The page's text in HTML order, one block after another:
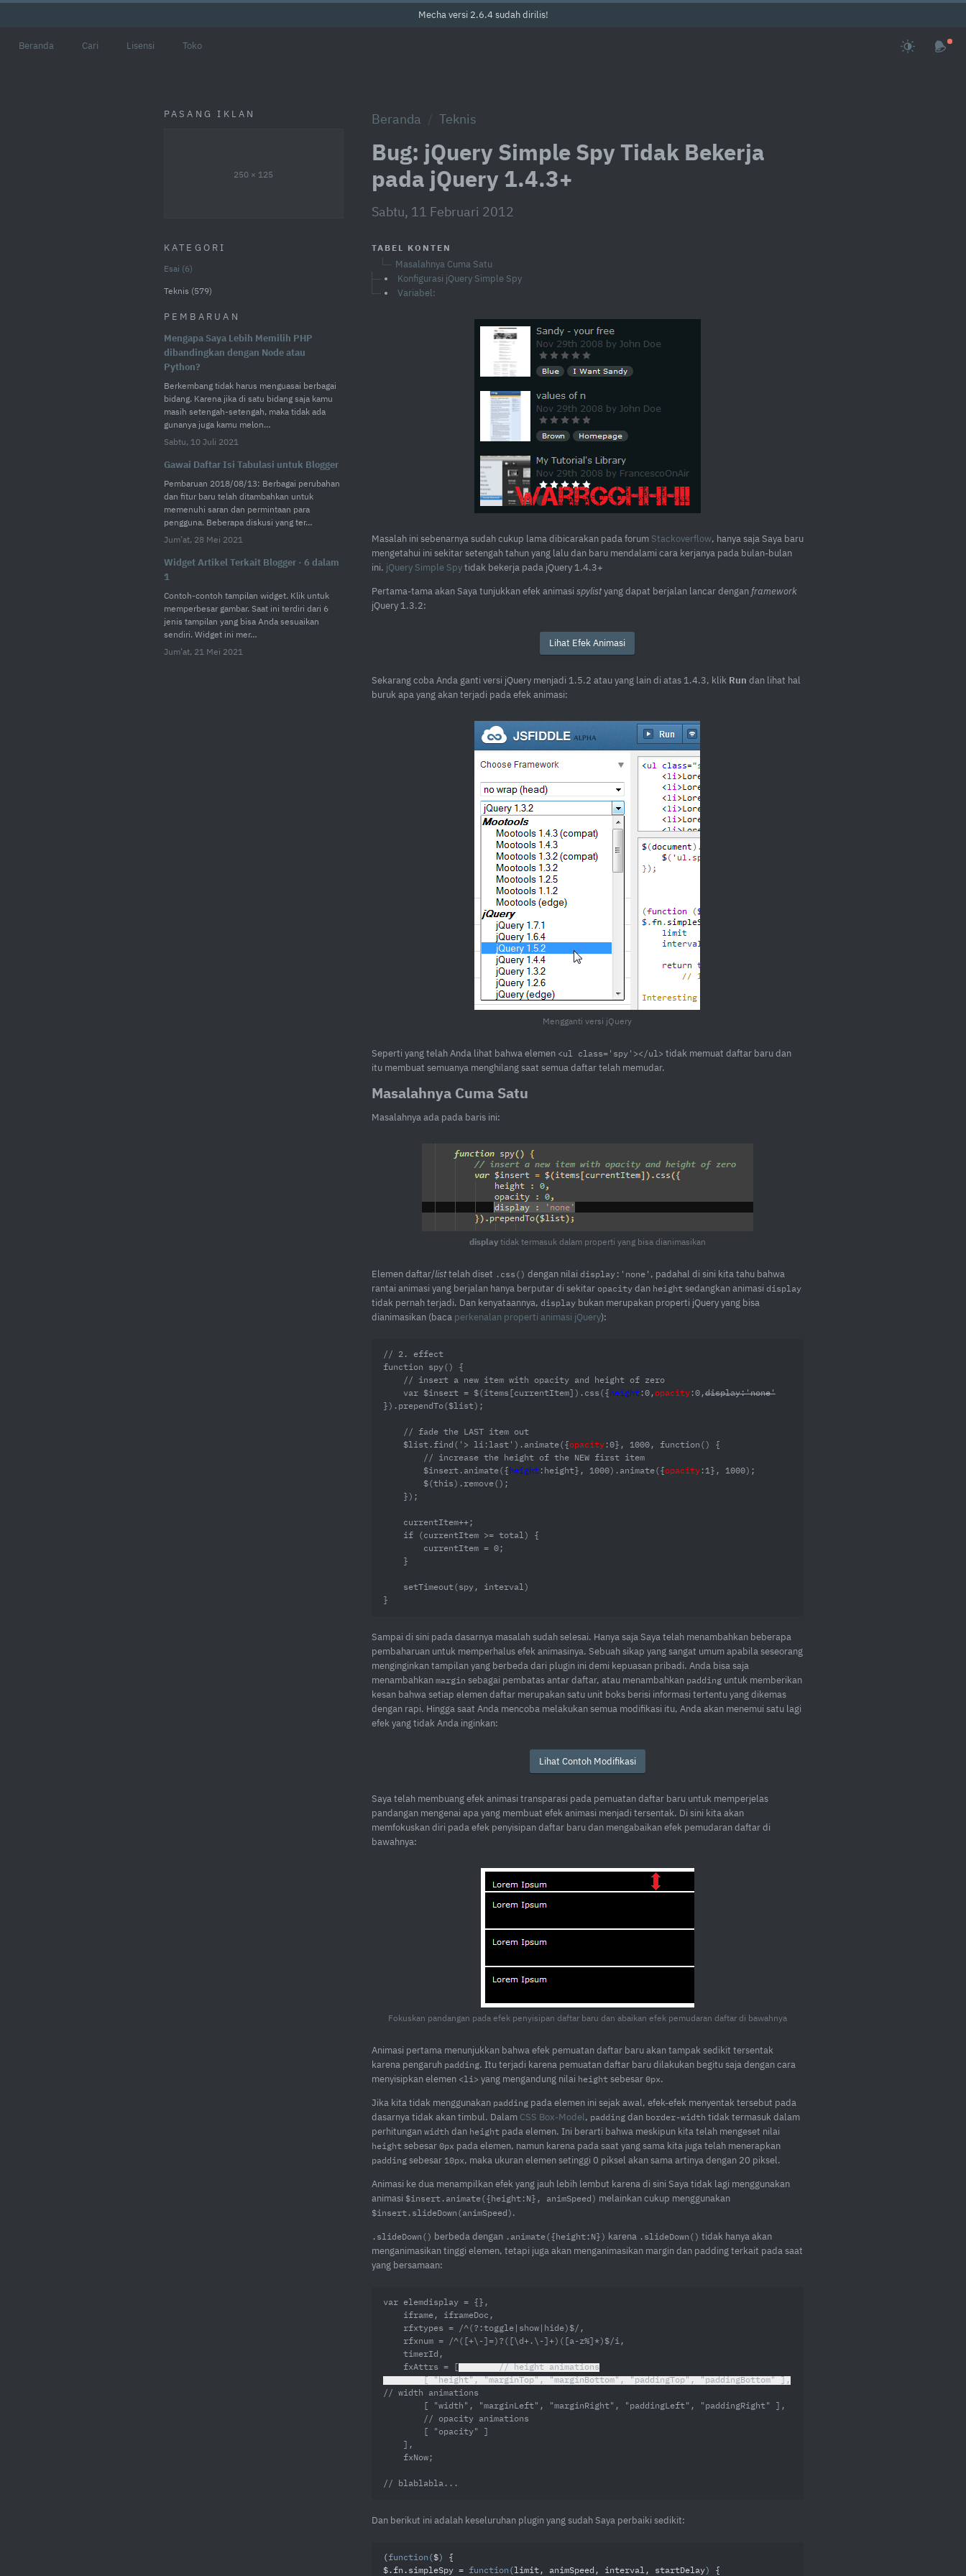
Mecha versi 2.6.4 sudah dirilis!
Beranda Cari Lisensi Toko
Beranda Teknis
Bug: jQuery Simple Spy Tidak Bekerja
pada jQuery 1.4.3+
Sabtu, 11 Februari 2012
TABEL KONTEN
Masalahnya Cuma Satu
Konfigurasi jQuery Simple Spy
Variabel:
Masalah ini sebenarnya sudah cukup lama dibicarakan pada forum Stackoverflow, hanya saja Saya baru
mengetahui ini sekitar setengah tahun yang lalu dan baru mendalami cara kerjanya pada bulan-bulan
ini. jQuery Simple Spytidak bekerja pada jQuery 1.4.3+
Pertama-tama akan Saya tunjukkan efek animasi spylistyang dapat berjalan lancar dengan framework
jQuery 1.3.2:
Lihat Efek Animasi
Sekarang coba Anda ganti versi jQuery menjadi 1.5.2 atau yang lain di atas 1.4.3, klik Run dan lihat hal
buruk apa yang akan terjadi pada efek animasi:
Mengganti versi jQuery
Seperti yang telah Anda lihat bahwa elemen <ul class='spy'></ul> tidak memuat daftar baru dan
itu membuat semuanya menghilang saat semua daftar telah memudar.
Masalahnya Cuma Satu
Masalahnya ada pada baris ini:
displaytidak termasuk dalam properti yang bisa dianimasikan
Elemen daftar/listtelah diset .css() dengan nilai display:'none' , padahal di sini kita tahu bahwa
rantai animasi yang berjalan hanya berputar di sekitar opacitydan heightsedangkan animasi display
tidak pernah terjadi. Dan kenyataannya, displaybukan merupakan properti jQuery yang bisa
dianimasikan (baca perkenalan properti animasi jQuery):
// 2. effect
function spy() {
    var $insert = $(items[currentItem]).css({
height:0,opacity:0,display:'none'
}).prependTo($list);
    $list.find('> li:last').animate({
opacity:0}, 1000, function() {
        $insert.animate({
height:height}, 1000).animate({opacity:1}, 1000);
}
Sampai di sini pada dasarnya masalah sudah selesai. Hanya saja Saya telah menambahkan beberapa
pembaharuan untuk memperhalus efek animasinya. Sebuah sikap yang sangat umum apabila seseorang
menginginkan tampilan yang berbeda dari plugin ini demi kepuasan pribadi. Anda bisa saja
menambahkan margin sebagai pembatas antar daftar, atau menambahkan paddinguntuk memberikan
kesan bahwa setiap elemen daftar merupakan satu unit boks berisi informasi tertentu yang dikemas
dengan rapi. Hingga saat Anda mencoba melakukan semua modifikasi itu, Anda akan menemui satu lagi
efek yang tidak Anda inginkan:
Lihat Contoh Modifikasi
Saya telah membuang efek animasi transparasi pada pemuatan daftar baru untuk memperjelas
pandangan mengenai apa yang membuat efek animasi menjadi tersentak. Di sini kita akan
memfokuskan diri pada efek penyisipan daftar baru dan mengabaikan efek pemudaran daftar di
bawahnya:
Fokuskan pandangan pada efek penyisipan daftar baru dan abaikan efek pemudaran daftar di bawahnya
Animasi pertama menunjukkan bahwa efek pemuatan daftar baru akan tampak sedikit tersentak
karena pengaruh padding. Itu terjadi karena pemuatan daftar baru dilakukan begitu saja dengan cara
menyisipkan elemen <li> yang mengandung nilai heightsebesar 0px.
Jika kita tidak menggunakan paddingpada elemen ini sejak awal, efek-efek menyentak tersebut pada
dasarnya tidak akan timbul. Dalam CSS Box-Model, paddingdan border-width tidak termasuk dalam
perhitungan width dan heightpada elemen. Ini berarti bahwa meskipun kita telah mengeset nilai
heightsebesar 0px pada elemen, namun karena pada saat yang sama kita juga telah menerapkan
paddingsebesar 10px, maka ukuran elemen setinggi 0 piksel akan sama artinya dengan 20 piksel.
Animasi ke dua menampilkan efek yang jauh lebih lembut karena di sini Saya tidak lagi menggunakan
animasi $insert.animate({height:N}, animSpeed) melainkan cukup menggunakan
$insert.slideDown(animSpeed) .
.slideDown() berbeda dengan .animate({height:N}) karena .slideDown() tidak hanya akan
menganimasikan tinggi elemen, tetapi juga akan menganimasikan margin dan padding terkait pada saat
yang bersamaan:
var elemdisplay = {},
    fxAttrs = [
        // height animations
        [ "height", "marginTop", "marginBottom", "paddingTop", "paddingBottom" ],
// width animations
// blablabla...
Dan berikut ini adalah keseluruhan plugin yang sudah Saya perbaiki sedikit:
( function ($)
{
$.fn.simpleSpy =
function ( limit, animSpeed, interval, startDelay) {
PASANG IKLAN
250 × 125
KATEGORI
Esai 6
Teknis 579
PEMBARUAN
Mengapa Saya Lebih Memilih PHP
dibandingkan dengan Node atau
Python?
Berkembang tidak harus menguasai berbagai
bidang. Karena jika di satu bidang saja kamu
masih setengah-setengah, maka tidak ada
gunanya juga kamu melon…
Sabtu, 10 Juli 2021
Gawai Daftar Isi Tabulasi untuk Blogger
Pembaruan 2018/08/13: Berbagai perubahan
dan fitur baru telah ditambahkan untuk
memenuhi saran dan permintaan para
pengguna. Beberapa diskusi yang ter…
Jum’at, 28 Mei 2021
Widget Artikel Terkait Blogger · 6 dalam
1
Contoh-contoh tampilan widget. Klik untuk
memperbesar gambar. Saat ini terdiri dari 6
jenis tampilan yang bisa Anda sesuaikan
sendiri. Widget ini mer…
Jum’at, 21 Mei 2021